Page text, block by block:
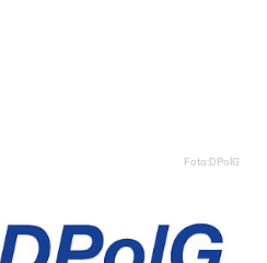
Foto:DPolG